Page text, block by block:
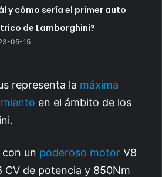
y cómo sería el primer auto
de Lamborghini?
05-15
representa la máxima
en el ámbito de los
con un poderoso motor V8
CV de potencia y 850Nm